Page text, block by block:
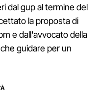
dal gup al termine del
la proposta di
e dall'avvocato della
guidare per un